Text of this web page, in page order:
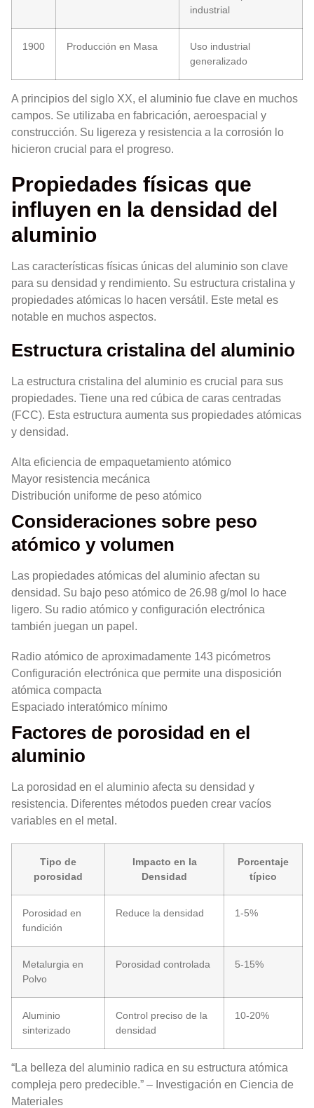
industrial
1900 Producción en Masa
Uso industrial
generalizado
A principios del siglo XX, el aluminio fue clave en muchos
campos. Se utilizaba en fabricación, aeroespacial y
construcción. Su ligereza y resistencia a la corrosión lo
hicieron crucial para el progreso.
Propiedades físicas que
influyen en la densidad del
aluminio
Las características físicas únicas del aluminio son clave
para su densidad y rendimiento. Su estructura cristalina y
propiedades atómicas lo hacen versátil. Este metal es
notable en muchos aspectos.
Estructura cristalina del aluminio
La estructura cristalina del aluminio es crucial para sus
propiedades. Tiene una red cúbica de caras centradas
(FCC). Esta estructura aumenta sus propiedades atómicas
y densidad.
Alta eficiencia de empaquetamiento atómico
Mayor resistencia mecánica
Distribución uniforme de peso atómico
Consideraciones sobre peso
atómico y volumen
Las propiedades atómicas del aluminio afectan su
densidad. Su bajo peso atómico de 26.98 g/mol lo hace
ligero. Su radio atómico y configuración electrónica
también juegan un papel.
Radio atómico de aproximadamente 143 picómetros
Configuración electrónica que permite una disposición
atómica compacta
Espaciado interatómico mínimo
Factores de porosidad en el
aluminio
La porosidad en el aluminio afecta su densidad y
resistencia. Diferentes métodos pueden crear vacíos
variables en el metal.
Tipo de
porosidad
Impacto en la
Densidad
Porcentaje
típico
Porosidad en
fundición
Reduce la densidad 1-5%
Metalurgia en
Polvo
Porosidad controlada 5-15%
Aluminio
sinterizado
Control preciso de la
densidad
10-20%
“La belleza del aluminio radica en su estructura atómica
compleja pero predecible.” – Investigación en Ciencia de
Materiales